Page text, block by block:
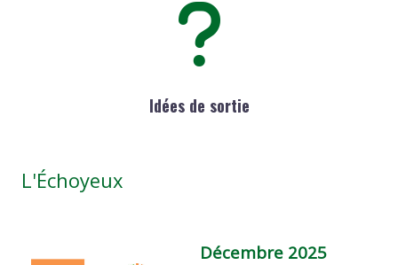
Idées de sortie
L'Échoyeux
Décembre 2025